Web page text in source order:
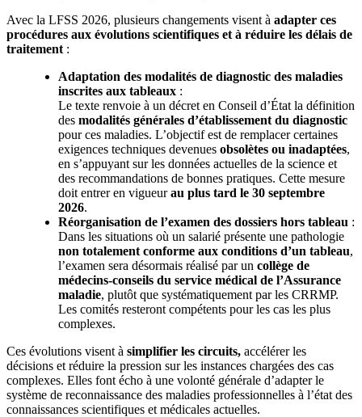
Avec la LFSS 2026, plusieurs changements visent à adapter ces
procédures aux évolutions scientifiques et à réduire les délais de
traitement :
Adaptation des modalités de diagnostic des maladies
inscrites aux tableaux :
Le texte renvoie à un décret en Conseil d’État la définition
des modalités générales d’établissement du diagnostic
pour ces maladies. L’objectif est de remplacer certaines
exigences techniques devenues obsolètes ou inadaptées,
en s’appuyant sur les données actuelles de la science et
des recommandations de bonnes pratiques. Cette mesure
doit entrer en vigueurau plus tard le 30 septembre
2026.
Réorganisation de l’examen des dossiers hors tableau :
Dans les situations où un salarié présente une pathologie
non totalement conforme aux conditions d’un tableau,
l’examen sera désormais réalisé par un collège de
médecins-conseils du service médical de l’Assurance
maladie, plutôt que systématiquement par les CRRMP.
Les comités resteront compétents pour les cas les plus
complexes.
Ces évolutions visent à simplifier les circuits, accélérer les
décisions et réduire la pression sur les instances chargées des cas
complexes. Elles font écho à une volonté générale d’adapter le
système de reconnaissance des maladies professionnelles à l’état des
connaissances scientifiques et médicales actuelles.